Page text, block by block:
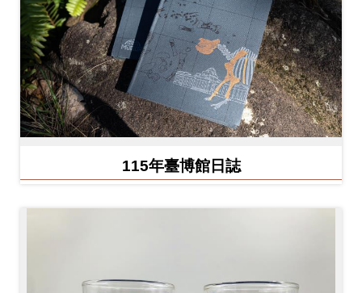
Ba
ha
sa
Ind
on
esi
a
Tiế
ng
Việ
t
115年臺博館日誌